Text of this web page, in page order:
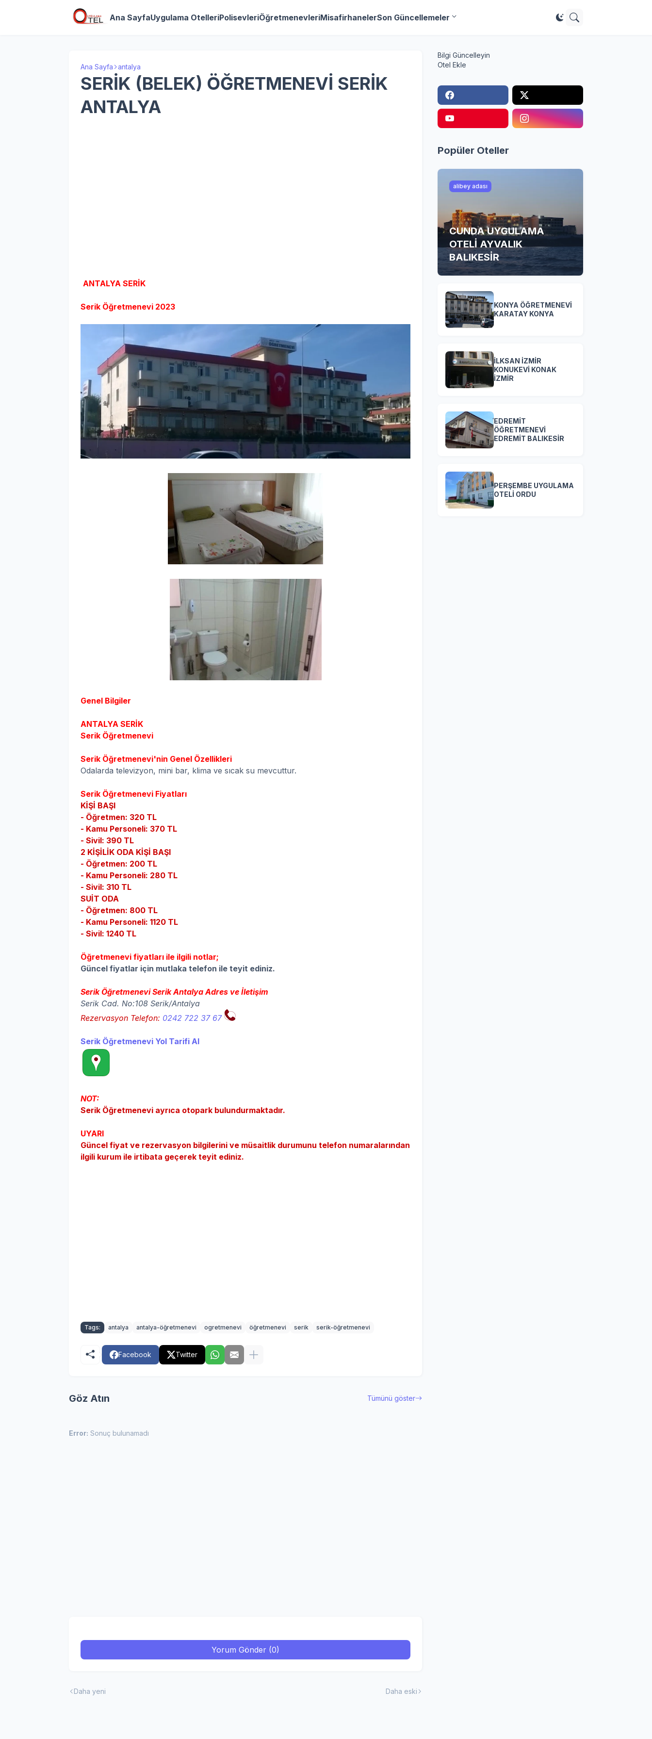
Ana SayfaUygulama OtelleriPolisevleriÖğretmenevleriMisafirhanelerSon Güncellemeler
Ana Sayfa antalya
SERİK (BELEK) ÖĞRETMENEVİ SERİK
ANTALYA
ANTALYA SERİK
Serik Öğretmenevi 2023
Genel Bilgiler
ANTALYA SERİK
Serik Öğretmenevi
Serik Öğretmenevi'nin Genel Özellikleri
Odalarda televizyon, mini bar, klima ve sıcak su mevcuttur.
Serik Öğretmenevi Fiyatları
KİŞİ BAŞI
- Öğretmen: 320 TL
- Kamu Personeli: 370 TL
- Sivil: 390 TL
2 KİŞİLİK ODA KİŞİ BAŞI
- Öğretmen: 200 TL
- Kamu Personeli: 280 TL
- Sivil: 310 TL
SUİT ODA
- Öğretmen: 800 TL
- Kamu Personeli: 1120 TL
- Sivil: 1240 TL
Öğretmenevi fiyatları ile ilgili notlar;
Güncel fiyatlar için mutlaka telefon ile teyit ediniz.
Serik Öğretmenevi Serik Antalya Adres ve İletişim
Serik Cad. No:108 Serik/Antalya
Rezervasyon Telefon: 0242 722 37 67
Serik Öğretmenevi Yol Tarifi Al
NOT:
Serik Öğretmenevi ayrıca otopark bulundurmaktadır.
UYARI
Güncel fiyat ve rezervasyon bilgilerini ve müsaitlik durumunu telefon numaralarından
ilgili kurum ile irtibata geçerek teyit ediniz.
Tags: antalya antalya-öğretmenevi ogretmenevi öğretmenevi serik serik-öğretmenevi
Facebook Twitter
Göz Atın Tümünü göster
Error: Sonuç bulunamadı
Yorum Gönder (0)
Daha yeni Daha eski
Bilgi Güncelleyin
Otel Ekle
Popüler Oteller
alibey adası
CUNDA UYGULAMA
OTELİ AYVALIK
BALIKESİR
KONYA ÖĞRETMENEVİ
KARATAY KONYA
İLKSAN İZMİR
KONUKEVİ KONAK
İZMİR
EDREMİT
ÖĞRETMENEVİ
EDREMİT BALIKESİR
PERŞEMBE UYGULAMA
OTELİ ORDU